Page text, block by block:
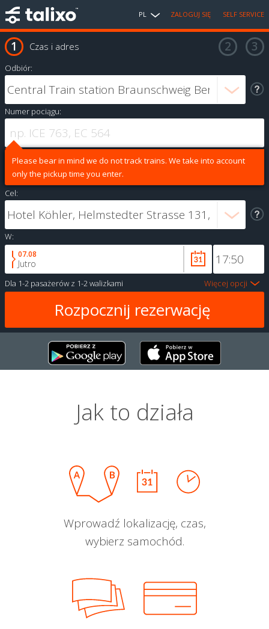
PL ZALOGUJ SIĘ SELF SERVICE
Czas i adres
Odbiór:
Numer pociągu:
Please bear in mind we do not track trains. We take into account
only the pickup time you enter.
Cel:
W:
07.08
Jutro
Dla 1-2 pasażerów z 1-2 walizkami Więcej opcji
Jak to działa
Wprowadź lokalizację, czas,
wybierz samochód.